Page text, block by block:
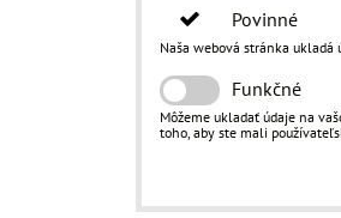
Povinné
Naša webová stránka
Funkčné
Môžeme ukladať údaje na
toho, aby ste mali